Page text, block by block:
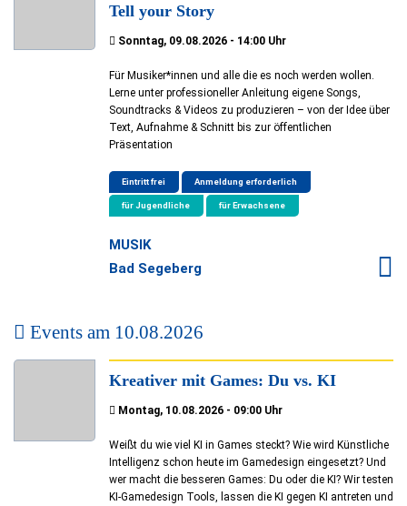
Tell your Story
Sonntag, 09.08.2026 - 14:00 Uhr
Für Musiker*innen und alle die es noch werden wollen.
Lerne unter professioneller Anleitung eigene Songs,
Soundtracks & Videos zu produzieren – von der Idee über
Text, Aufnahme & Schnitt bis zur öffentlichen
Präsentation
Eintritt frei Anmeldung erforderlich
für Jugendliche für Erwachsene
MUSIK
Bad Segeberg
Events am 10.08.2026
Kreativer mit Games: Du vs. KI
Montag, 10.08.2026 - 09:00 Uhr
Weißt du wie viel KI in Games steckt? Wie wird Künstliche
Intelligenz schon heute im Gamedesign eingesetzt? Und
wer macht die besseren Games: Du oder die KI? Wir testen
KI-Gamedesign Tools, lassen die KI gegen KI antreten und